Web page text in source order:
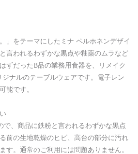
」をテーマにしたミナ ペルホネンデザイ
言われるわずかな黒点や釉薬のムラなど
ずだったB品の業務用食器を、リメイク
ジナルのテーブルウェアです。電子レン
能です。
で、商品に鉄粉と言われるわずかな黒点
前の生地乾燥のヒビ、高台の部分に汚れ
す。通常のご利用には問題ありません。